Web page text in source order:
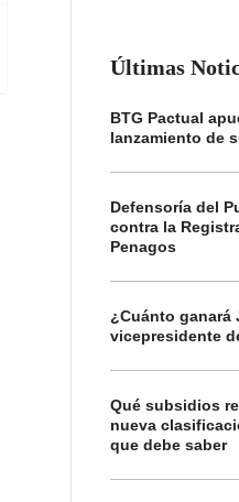
Últimas
BTG Pactual
lanzamiento de
Defensoría del
contra la
Penagos
¿Cuánto ganará
vicepresidente
Qué subsidios
nueva
que debe saber